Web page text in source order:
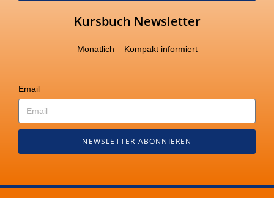
Kursbuch Newsletter
Monatlich – Kompakt informiert
Email
NEWSLETTER ABONNIEREN